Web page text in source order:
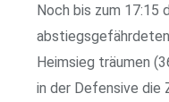
Noch bis zum 17:15
Heimsieg träumen
in der Defensive die